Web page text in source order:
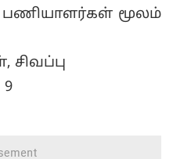
பணியாளர்கள் மூலம்